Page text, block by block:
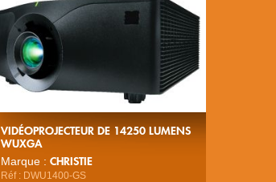
VIDÉOPROJECTEUR DE 14250 LUMENS
WUXGA
Marque : CHRISTIE
Réf : DWU1400-GS